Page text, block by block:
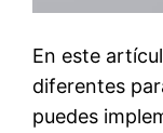
En este
diferentes
puedes